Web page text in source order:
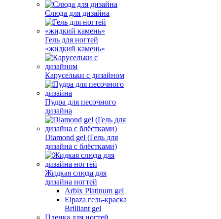
Слюда для дизайна
Гель для ногтей
«жидкий камень»
Карусельки с дизайном
Пудра для песочного
дизайна
Diamond gel (Гель для
дизайна с блёстками)
Жидкая слюда для
дизайна ногтей
Arbix Platinum gel
Elpaza гель-краска
Brilliant gel
Пленка для ногтей